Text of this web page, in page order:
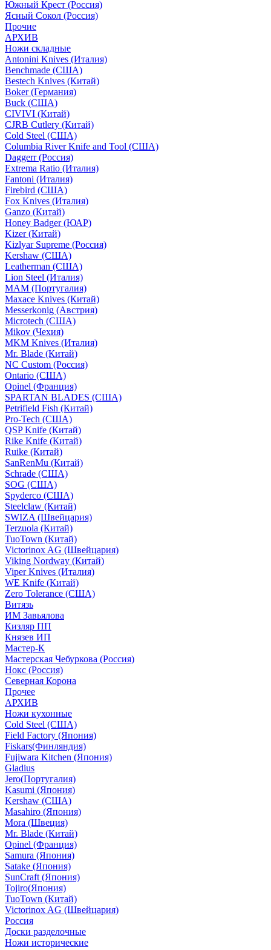
Южный Крест (Россия)
Ясный Сокол (Россия)
Прочие
АРХИВ
Ножи складные
Antonini Knives (Италия)
Benchmade (США)
Bestech Knives (Китай)
Boker (Германия)
Buck (США)
CIVIVI (Китай)
CJRB Cutlery (Китай)
Cold Steel (США)
Columbia River Knife and Tool (США)
Daggerr (Россия)
Extrema Ratio (Италия)
Fantoni (Италия)
Firebird (США)
Fox Knives (Италия)
Ganzo (Китай)
Honey Badger (ЮАР)
Kizer (Китай)
Kizlyar Supreme (Россия)
Kershaw (США)
Leatherman (США)
Lion Steel (Италия)
MAM (Португалия)
Maxace Knives (Китай)
Messerkonig (Австрия)
Microtech (США)
Mikov (Чехия)
MKM Knives (Италия)
Mr. Blade (Китай)
NC Custom (Россия)
Ontario (США)
Opinel (Франция)
SPARTAN BLADES (США)
Petrifield Fish (Китай)
Pro-Tech (США)
QSP Knife (Китай)
Rike Knife (Китай)
Ruike (Китай)
SanRenMu (Китай)
Schrade (США)
SOG (США)
Spyderco (США)
Steelclaw (Китай)
SWIZA (Швейцария)
Terzuola (Китай)
TuoTown (Китай)
Victorinox AG (Швейцария)
Viking Nordway (Китай)
Viper Knives (Италия)
WE Knife (Китай)
Zero Tolerance (США)
Витязь
ИМ Завьялова
Кизляр ПП
Князев ИП
Мастер-К
Мастерская Чебуркова (Россия)
Нокс (Россия)
Северная Корона
Прочее
АРХИВ
Ножи кухонные
Cold Steel (США)
Field Factory (Япония)
Fiskars(Финляндия)
Fujiwara Kitchen (Япония)
Gladius
Jero(Португалия)
Kasumi (Япония)
Kershaw (США)
Masahiro (Япония)
Mora (Швеция)
Mr. Blade (Китай)
Opinel (Франция)
Samura (Япония)
Satake (Япония)
SunCraft (Япония)
Tojiro(Япония)
TuoTown (Китай)
Victorinox AG (Швейцария)
Россия
Доски разделочные
Ножи исторические